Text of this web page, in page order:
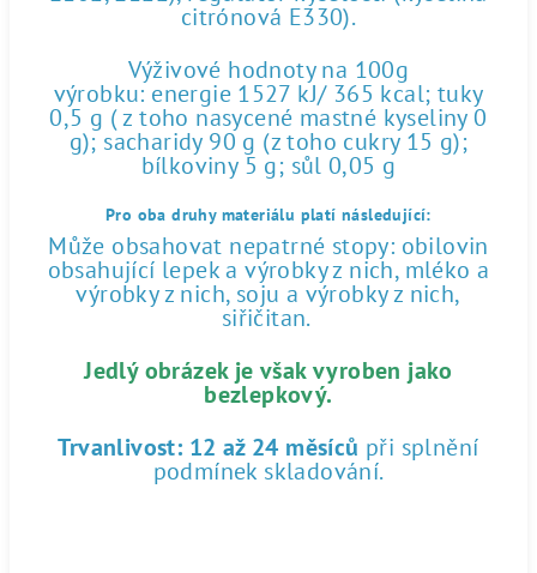
citrónová E330).
Výživové hodnoty na 100g
výrobku: energie 1527 kJ/ 365 kcal; tuky
0,5 g ( z toho nasycené mastné kyseliny 0
g); sacharidy 90 g (z toho cukry 15 g);
bílkoviny 5 g; sůl 0,05 g
Pro oba druhy materiálu platí následující:
Může obsahovat nepatrné stopy: obilovin
obsahující lepek a výrobky z nich, mléko a
výrobky z nich, soju a výrobky z nich,
siřičitan.
Jedlý obrázek je však vyroben jako
bezlepkový.
Trvanlivost: 12 až 24 měsíců při splnění
podmínek skladování.